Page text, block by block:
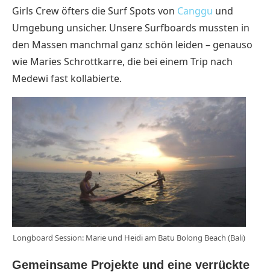
Girls Crew öfters die Surf Spots von Canggu und
Umgebung unsicher. Unsere Surfboards mussten in
den Massen manchmal ganz schön leiden – genauso
wie Maries Schrottkarre, die bei einem Trip nach
Medewi fast kollabierte.
Longboard Session: Marie und Heidi am Batu Bolong Beach (Bali)
Gemeinsame Projekte und eine verrückte